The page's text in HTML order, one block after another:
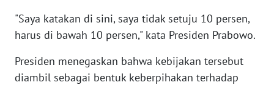
"Saya katakan di sini, saya tidak setuju 10 persen,
harus di bawah 10 persen," kata Presiden Prabowo.
Presiden menegaskan bahwa kebijakan tersebut
diambil sebagai bentuk keberpihakan terhadap
NTB
WN